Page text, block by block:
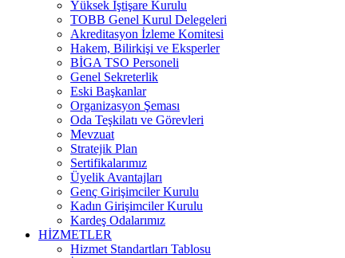
Yüksek İştişare Kurulu
TOBB Genel Kurul Delegeleri
Akreditasyon İzleme Komitesi
Hakem, Bilirkişi ve Eksperler
BİGA TSO Personeli
Genel Sekreterlik
Eski Başkanlar
Organizasyon Şeması
Oda Teşkilatı ve Görevleri
Mevzuat
Stratejik Plan
Sertifikalarımız
Üyelik Avantajları
Genç Girişimciler Kurulu
Kadın Girişimciler Kurulu
Kardeş Odalarımız
HİZMETLER
Hizmet Standartları Tablosu